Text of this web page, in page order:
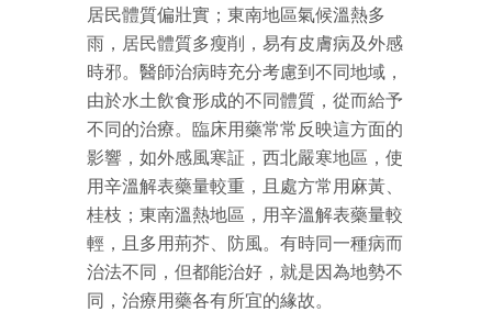
居民體質偏壯實；東南地區氣候溫熱多
雨，居民體質多瘦削，易有皮膚病及外感
時邪。醫師治病時充分考慮到不同地域，
由於水土飲食形成的不同體質，從而給予
不同的治療。臨床用藥常常反映這方面的
影響，如外感風寒証，西北嚴寒地區，使
用辛溫解表藥量較重，且處方常用麻黃、
桂枝；東南溫熱地區，用辛溫解表藥量較
輕，且多用荊芥、防風。有時同一種病而
治法不同，但都能治好，就是因為地勢不
同，治療用藥各有所宜的緣故。